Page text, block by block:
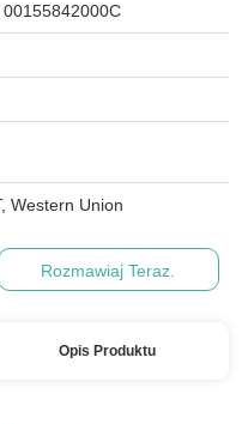
Western Union
Rozmawiaj Teraz.
Opis Produktu